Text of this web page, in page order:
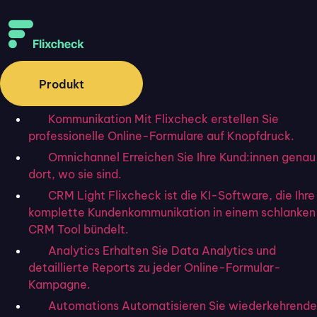
Produkt
Kommunikation Mit Flixcheck erstellen Sie
professionelle Online-Formulare auf Knopfdruck.
Omnichannel Erreichen Sie Ihre Kund:innen genau
dort, wo sie sind.
CRM Light Flixcheck ist die KI-Software, die Ihre
komplette Kundenkommunikation in einem schlanken
CRM Tool bündelt.
Analytics Erhalten Sie Data Analytics und
detaillierte Reports zu jeder Online-Formular-
Kampagne.
Automations Automatisieren Sie wiederkehrende
Wie können wir Ihnen
weiterhelfen?
Weitere Suchvorschläge:
Digitale Unterschrift
AccountingBezahlung
Startseite»Helpcenter»FAQ »Wie wird man
Affiliate von Flixcheck?